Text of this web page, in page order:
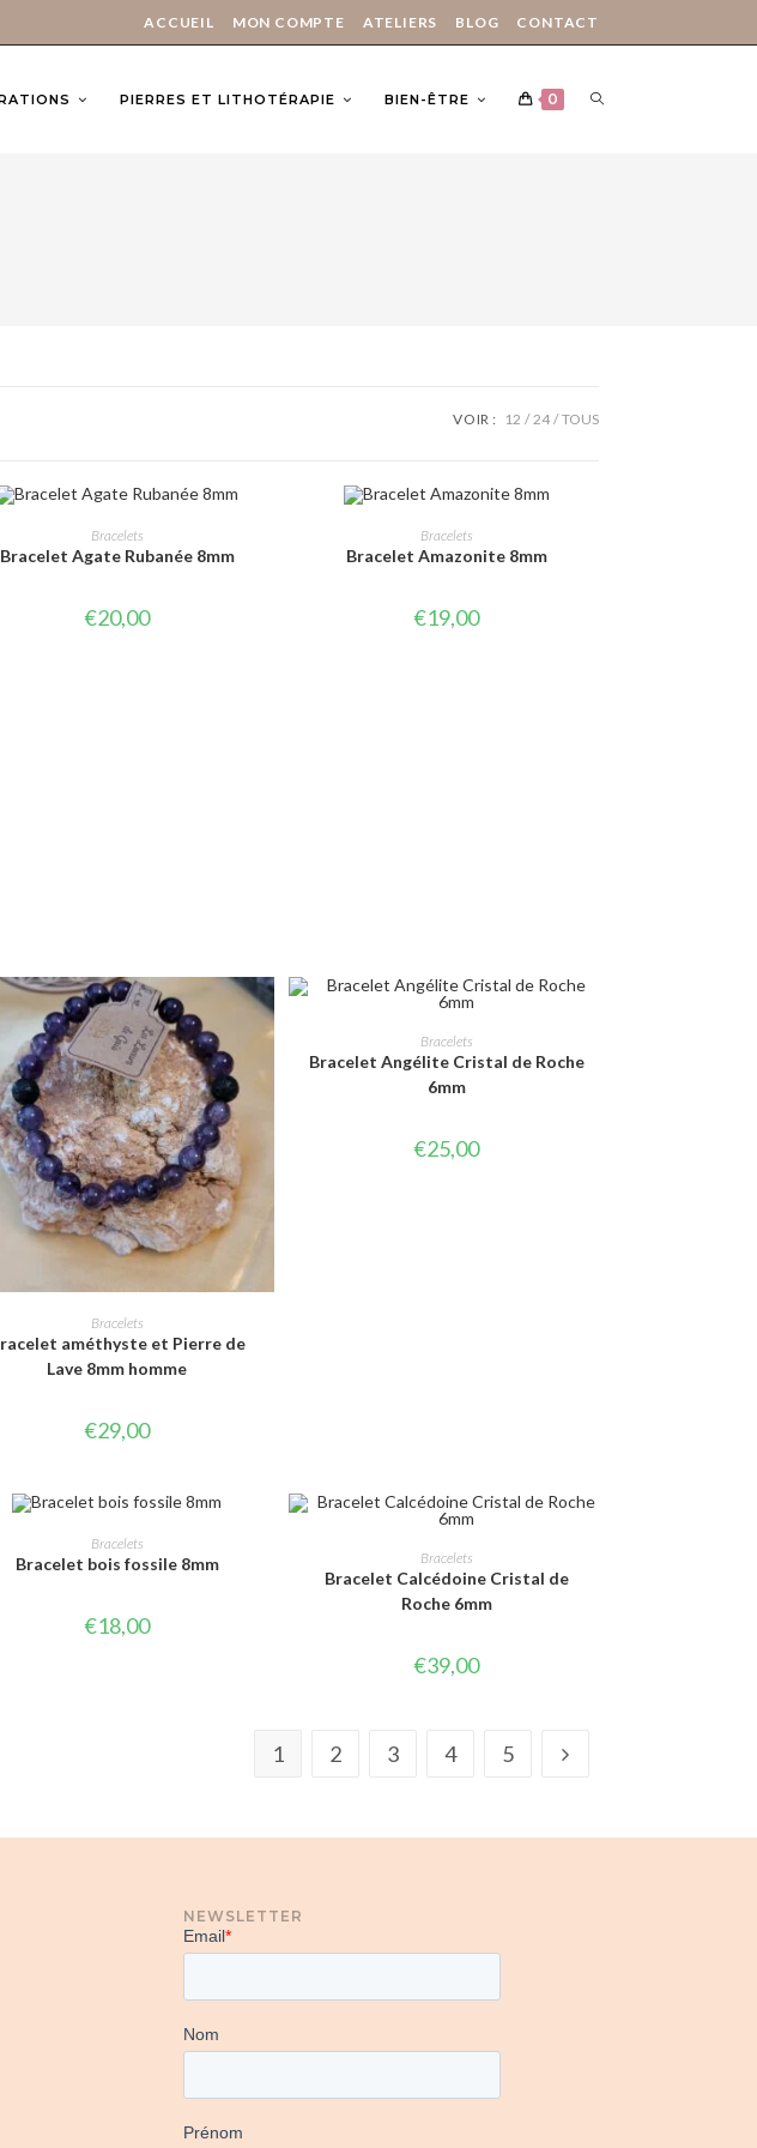
ACCUEIL MON COMPTE ATELIERS BLOG CONTACT
PIERRES ET LITHOTÉRAPIE BIEN-ÊTRE 0
VOIR : 12 24 TOUS
CHOIX DES OPTIONS
Bracelets
Bracelet Agate Rubanée 8mm
€20,00
CHOIX DES OPTIONS
Bracelets
Bracelet Amazonite 8mm
€19,00
CHOIX DES OPTIONS
Bracelets
améthyste et Pierre de
Lave 8mm homme
€29,00
CHOIX DES OPTIONS
Bracelets
Bracelet Angélite Cristal de Roche
6mm
€25,00
CHOIX DES OPTIONS
Bracelets
Bracelet bois fossile 8mm
€18,00
CHOIX DES OPTIONS
Bracelets
Bracelet Calcédoine Cristal de
Roche 6mm
€39,00
1 2 3 4 5
NEWSLETTER